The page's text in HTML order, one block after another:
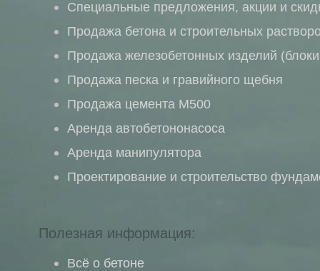
Специальные предложения, акции и
Продажа бетона и строительных
Продажа железобетонных изделий
Продажа песка и гравийного щебня
Продажа цемента М500
Аренда автобетононасоса
Аренда манипулятора
Проектирование и строительство
Полезная информация:
Всё о бетоне